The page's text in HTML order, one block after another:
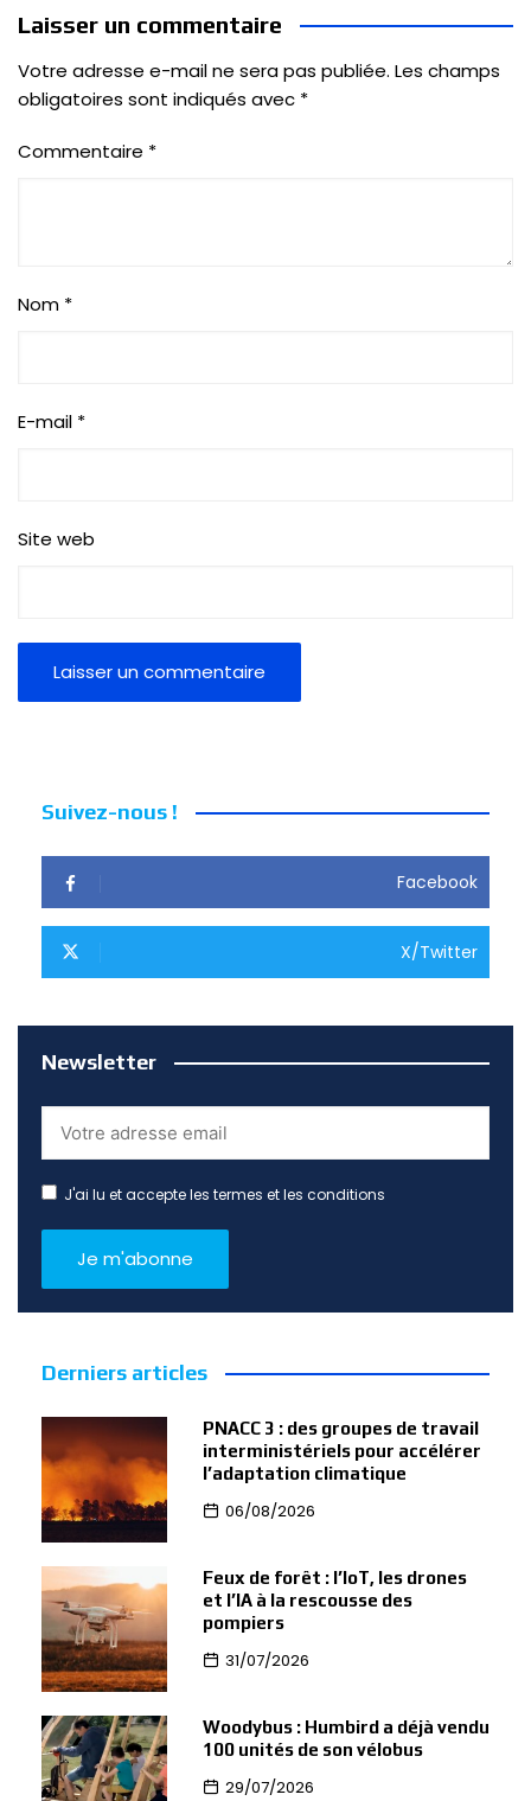
Laisser un commentaire
Votre adresse e-mail ne sera pas publiée. Les champs
obligatoires sont indiqués avec *
Commentaire *
Nom *
E-mail *
Site web
Suivez-nous !
Facebook
X/Twitter
Newsletter
J'ai lu et accepte les termes et les conditions
Derniers articles
PNACC 3 : des groupes de travail
interministériels pour accélérer
l’adaptation climatique
06/08/2026
Feux de forêt : l’IoT, les drones
et l’IA à la rescousse des
pompiers
31/07/2026
Woodybus : Humbird a déjà vendu
100 unités de son vélobus
29/07/2026